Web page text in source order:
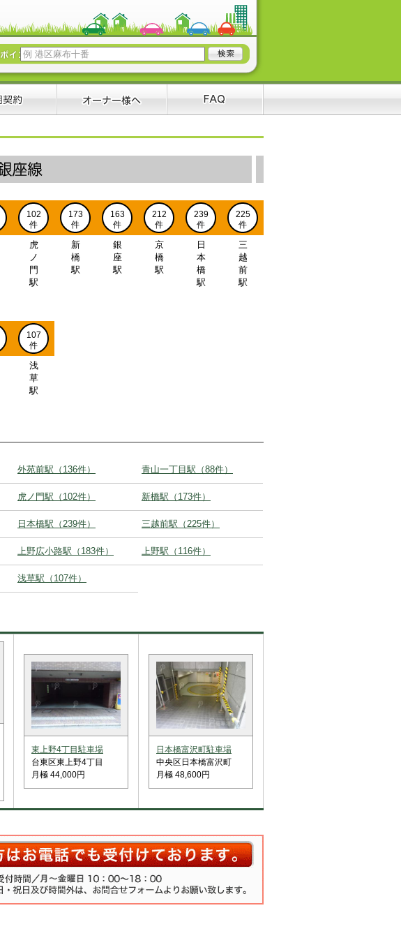
102
件
虎
ノ
門
駅
173
件
新
橋
駅
163
件
銀
座
駅
212
件
京
橋
駅
239
件
日
本
橋
駅
225
件
三
越
前
駅
107
件
浅
草
駅
外苑前駅（136件） 青山一丁目駅（88件）
虎ノ門駅（102件） 新橋駅（173件）
日本橋駅（239件） 三越前駅（225件）
上野広小路駅（183件） 上野駅（116件）
浅草駅（107件）
東上野4丁目駐車場
台東区東上野4丁目
月極 44,000円
日本橋富沢町駐車場
中央区日本橋富沢町
月極 48,600円